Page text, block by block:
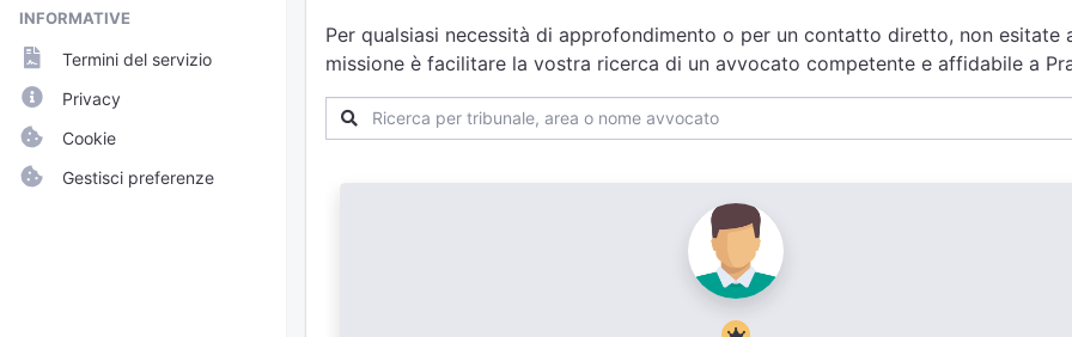
INFORMATIVE
Termini del servizio
Privacy
Cookie
Gestisci preferenze
Per qualsiasi necessità di approfondimento o per un contatto diretto, non
missione è facilitare la vostra ricerca di un avvocato competente e affidabile a